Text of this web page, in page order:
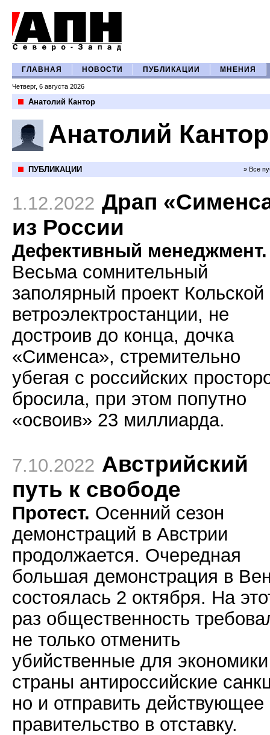
ГЛАВНАЯ НОВОСТИ ПУБЛИКАЦИИ МНЕНИЯ
Четверг, 6 августа 2026
Анатолий Кантор
Анатолий Кантор
ПУБЛИКАЦИИ » Все
1.12.2022 Драп
из России
Дефективный менеджмент.
Весьма сомнительный
заполярный проект Кольской
ветроэлектростанции, не
достроив до конца, дочка
«Сименса», стремительно
убегая с российских
бросила, при этом попутно
«освоив» 23 миллиарда.
7.10.2022 Австрийский
путь к свободе
Протест. Осенний сезон
демонстраций в Австрии
продолжается. Очередная
большая демонстрация в
состоялась 2 октября. На
раз общественность
не только отменить
убийственные для экономики
страны антироссийские
но и отправить действующее
правительство в отставку.